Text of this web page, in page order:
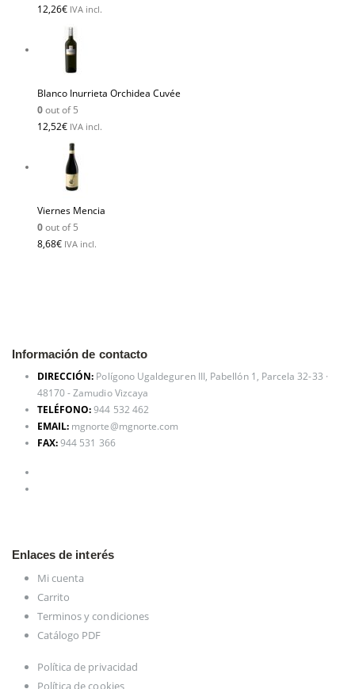
12,26€ IVA incl.
Blanco Inurrieta Orchidea Cuvée
0out of 5
12,52€ IVA incl.
Viernes Mencia
0out of 5
8,68€ IVA incl.
Información de contacto
DIRECCIÓN: Polígono Ugaldeguren III, Pabellón 1, Parcela 32-33 ·
48170 - Zamudio Vizcaya
TELÉFONO:944 532 462
EMAIL: mgnorte@mgnorte.com
FAX:944 531 366
Enlaces de interés
Mi cuenta
Carrito
Terminos y condiciones
Catálogo PDF
Política de privacidad
Política de cookies